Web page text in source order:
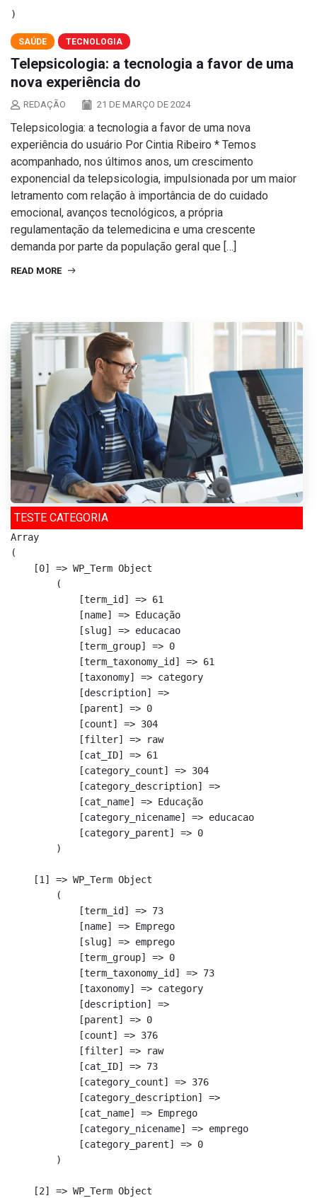
SAÚDE TECNOLOGIA
Telepsicologia: a tecnologia a favor de uma
nova experiência do
REDAÇÃO 21 DE MARÇO DE 2024
Telepsicologia: a tecnologia a favor de uma nova
experiência do usuário Por Cintia Ribeiro * Temos
acompanhado, nos últimos anos, um crescimento
exponencial da telepsicologia, impulsionada por um maior
letramento com relação à importância de do cuidado
emocional, avanços tecnológicos, a própria
regulamentação da telemedicina e uma crescente
demanda por parte da população geral que […]
READ MORE
TESTE CATEGORIA
Array
(
    [0] => WP_Term Object
        (
            [term_id] => 61
            [name] => Educação
            [slug] => educacao
            [term_group] => 0
            [term_taxonomy_id] => 61
            [taxonomy] => category
            [description] =>
            [parent] => 0
            [count] => 304
            [filter] => raw
            [cat_ID] => 61
            [category_count] => 304
            [category_description] =>
            [cat_name] => Educação
            [category_nicename] => educacao
            [category_parent] => 0
        )
    [1] => WP_Term Object
        (
            [term_id] => 73
            [name] => Emprego
            [slug] => emprego
            [term_group] => 0
            [term_taxonomy_id] => 73
            [taxonomy] => category
            [description] =>
            [parent] => 0
            [count] => 376
            [filter] => raw
            [cat_ID] => 73
            [category_count] => 376
            [category_description] =>
            [cat_name] => Emprego
            [category_nicename] => emprego
            [category_parent] => 0
        )
    [2] => WP_Term Object